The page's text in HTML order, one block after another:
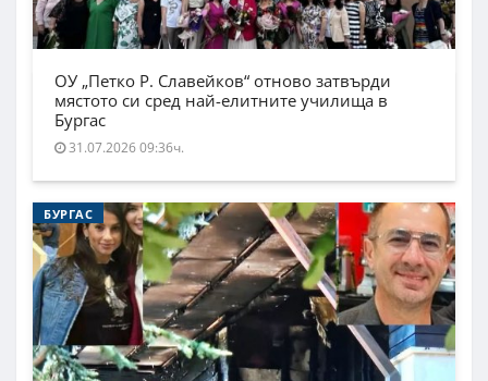
ОУ „Петко Р. Славейков“ отново затвърди
мястото си сред най-елитните училища в
Бургас
31.07.2026 09:36ч.
БУРГАС